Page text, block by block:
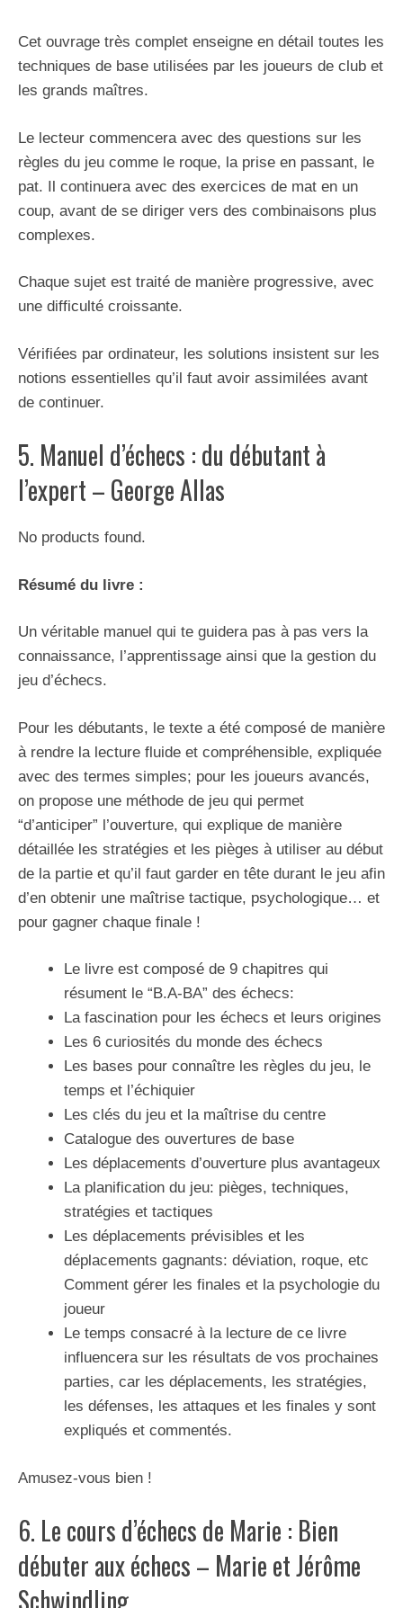
Cet ouvrage très complet enseigne en détail toutes les
techniques de base utilisées par les joueurs de club et
les grands maîtres.
Le lecteur commencera avec des questions sur les
règles du jeu comme le roque, la prise en passant, le
pat. Il continuera avec des exercices de mat en un
coup, avant de se diriger vers des combinaisons plus
complexes.
Chaque sujet est traité de manière progressive, avec
une difficulté croissante.
Vérifiées par ordinateur, les solutions insistent sur les
notions essentielles qu’il faut avoir assimilées avant
de continuer.
5. Manuel d’échecs : du débutant à
l’expert – George Allas
No products found.
Résumé du livre :
Un véritable manuel qui te guidera pas à pas vers la
connaissance, l’apprentissage ainsi que la gestion du
jeu d’échecs.
Pour les débutants, le texte a été composé de manière
à rendre la lecture fluide et compréhensible, expliquée
avec des termes simples; pour les joueurs avancés,
on propose une méthode de jeu qui permet
“d’anticiper” l’ouverture, qui explique de manière
détaillée les stratégies et les pièges à utiliser au début
de la partie et qu’il faut garder en tête durant le jeu afin
d’en obtenir une maîtrise tactique, psychologique… et
pour gagner chaque finale !
Le livre est composé de 9 chapitres qui
résument le “B.A-BA” des échecs:
La fascination pour les échecs et leurs origines
Les 6 curiosités du monde des échecs
Les bases pour connaître les règles du jeu, le
temps et l’échiquier
Les clés du jeu et la maîtrise du centre
Catalogue des ouvertures de base
Les déplacements d’ouverture plus avantageux
La planification du jeu: pièges, techniques,
stratégies et tactiques
Les déplacements prévisibles et les
déplacements gagnants: déviation, roque, etc
Comment gérer les finales et la psychologie du
joueur
Le temps consacré à la lecture de ce livre
influencera sur les résultats de vos prochaines
parties, car les déplacements, les stratégies,
les défenses, les attaques et les finales y sont
expliqués et commentés.
Amusez-vous bien !
6. Le cours d’échecs de Marie : Bien
débuter aux échecs – Marie et Jérôme